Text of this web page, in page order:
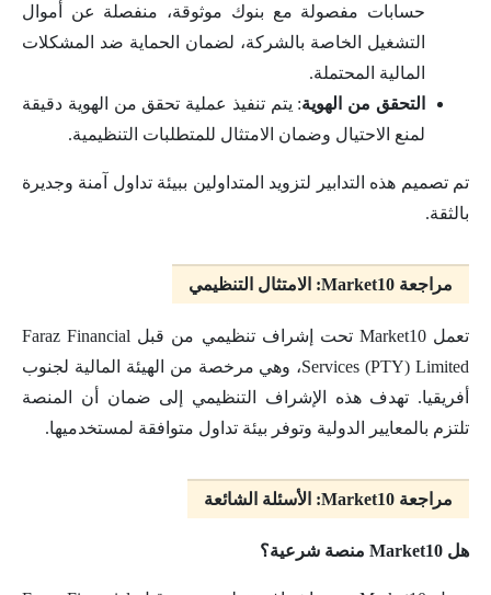
حسابات مفصولة مع بنوك موثوقة، منفصلة عن أموال
التشغيل الخاصة بالشركة، لضمان الحماية ضد المشكلات
المالية المحتملة.
التحقق من الهوية: يتم تنفيذ عملية تحقق من الهوية دقيقة
لمنع الاحتيال وضمان الامتثال للمتطلبات التنظيمية.
تم تصميم هذه التدابير لتزويد المتداولين ببيئة تداول آمنة وجديرة
بالثقة.
مراجعة Market10: الامتثال التنظيمي
تعمل Market10 تحت إشراف تنظيمي من قبل Faraz Financial
Services (PTY) Limited، وهي مرخصة من الهيئة المالية لجنوب
أفريقيا. تهدف هذه الإشراف التنظيمي إلى ضمان أن المنصة
تلتزم بالمعايير الدولية وتوفر بيئة تداول متوافقة لمستخدميها.
مراجعة Market10: الأسئلة الشائعة
هل Market10 منصة شرعية؟